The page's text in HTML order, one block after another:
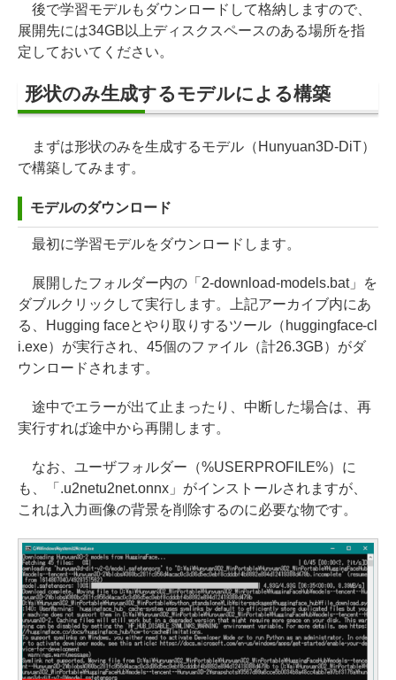
後で学習モデルもダウンロードして格納しますので、
展開先には34GB以上ディスクスペースのある場所を指
定しておいてください。
形状のみ生成するモデルによる構築
まずは形状のみを生成するモデル（Hunyuan3D-DiT）
で構築してみます。
モデルのダウンロード
最初に学習モデルをダウンロードします。
展開したフォルダー内の「2-download-models.bat」を
ダブルクリックして実行します。上記アーカイブ内にあ
る、Hugging faceとやり取りするツール（huggingface-cl
i.exe）が実行され、45個のファイル（計26.3GB）がダ
ウンロードされます。
途中でエラーが出て止まったり、中断した場合は、再
実行すれば途中から再開します。
なお、ユーザフォルダー（%USERPROFILE%）に
も、「.u2netu2net.onnx」がインストールされますが、
これは入力画像の背景を削除するのに必要な物です。